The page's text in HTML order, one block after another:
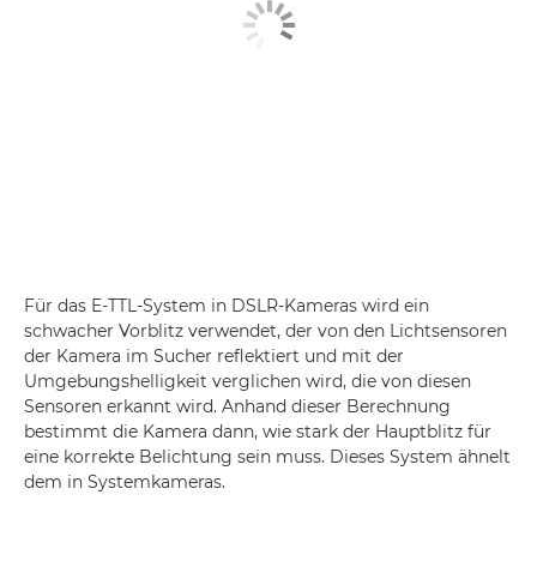
Für das E-TTL-System in DSLR-Kameras wird ein
schwacher Vorblitz verwendet, der von den Lichtsensoren
der Kamera im Sucher reflektiert und mit der
Umgebungshelligkeit verglichen wird, die von diesen
Sensoren erkannt wird. Anhand dieser Berechnung
bestimmt die Kamera dann, wie stark der Hauptblitz für
eine korrekte Belichtung sein muss. Dieses System ähnelt
dem in Systemkameras.